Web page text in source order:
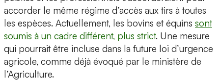
accorder le même régime d’accès aux tirs à toutes
les espèces. Actuellement, les bovins et équins sont
soumis à un cadre différent, plus strict. Une mesure
qui pourrait être incluse dans la future loi d’urgence
agricole, comme déjà évoqué par le ministère de
l’Agriculture.